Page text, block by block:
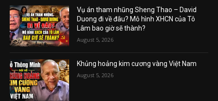
Vụ án tham nhũng Sheng Thao – David
Duong đi về đâu? Mô hình XHCN của Tô
Lâm bao giờ sẽ thành?
August 5, 2026
Khủng hoảng kim cương vàng Việt Nam
August 5, 2026